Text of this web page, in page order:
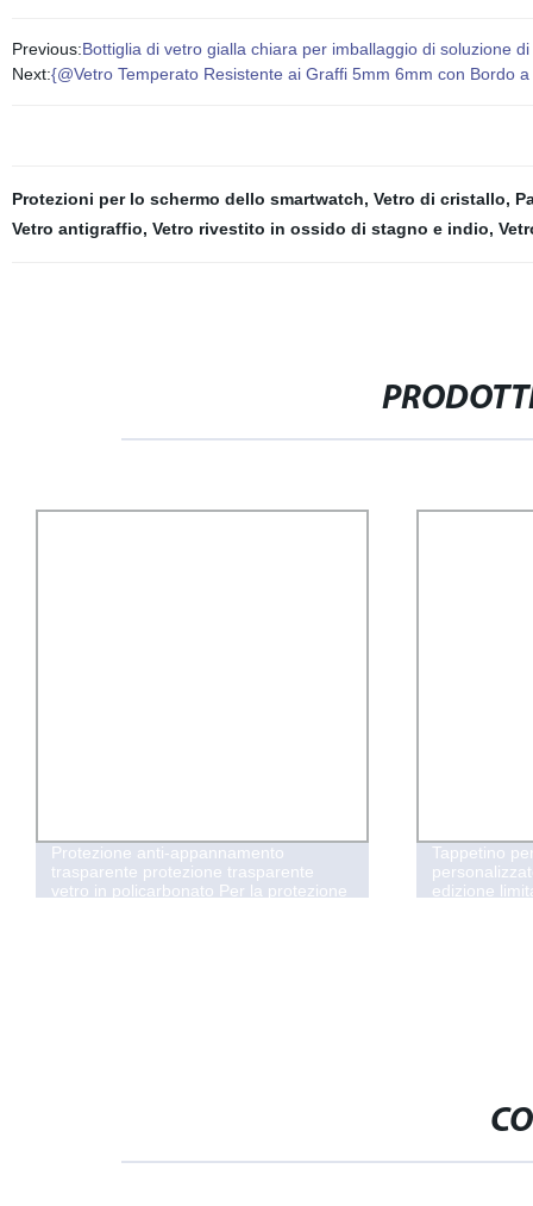
Previous:Bottiglia di vetro gialla chiara per imballaggio di soluzione
Next:{@Vetro Temperato Resistente ai Graffi 5mm 6mm con Bordo
Protezioni per lo schermo dello smartwatch, Vetro di cristallo,
Vetro antigraffio, Vetro rivestito in ossido di stagno e indio,
Protezione anti-appannamento
trasparente protezione trasparente
vetro in policarbonato Per la protezione
Tappetino
edizione